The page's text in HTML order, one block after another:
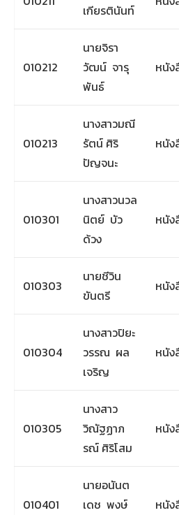
เกียรตินันท์
010212
นายจิรา
วัฒน์ จารุ
พันธ์
หนั
010213
นางสาวมณี
รัตน์ ศิริ
ปัญจนะ
หนั
010301
นางสาวนวล
นิตย์ บัว
ด้วง
หนั
010303
นายชีวิน
ขันตรี
หนั
010304
นางสาวปิยะ
วรรณ ผล
เจริญ
หนั
010305
นางสาว
วิณัฐฏาภ
รณ์ ศิริโสม
หนั
010401
นายอนันต
เดช พงษ์
หนั